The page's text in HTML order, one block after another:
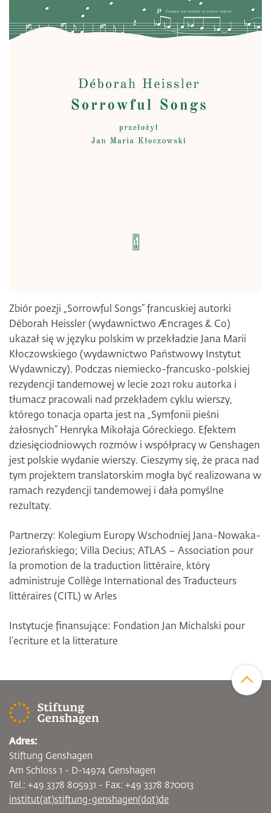
Zbiór poezji „Sorrowful Songs“ francuskiej autorki
Déborah Heissler (wydawnictwo Æncrages & Co)
ukazał się w języku polskim w przekładzie Jana Marii
Kłoczowskiego (wydawnictwo Państwowy Instytut
Wydawniczy). Podczas niemiecko-francusko-polskiej
rezydencji tandemowej w lecie 2021 roku autorka i
tłumacz pracowali nad przekładem cyklu wierszy,
którego tonacja oparta jest na „Symfonii pieśni
żałosnych” Henryka Mikołaja Góreckiego. Efektem
dziesięciodniowych rozmów i współpracy w Genshagen
jest polskie wydanie wierszy. Cieszymy się, że praca nad
tym projektem translatorskim mogła być realizowana w
ramach rezydencji tandemowej i dała pomyślne
rezultaty.
Partnerzy: Kolegium Europy Wschodniej Jana-Nowaka-
Jeziorańskiego; Villa Decius; ATLAS – Association pour
la promotion de la traduction littéraire, który
administruje Collège International des Traducteurs
littéraires (CITL) w Arles
Instytucje finansujące: Fondation Jan Michalski pour
l’ecriture et la litterature
Adres:
Stiftung Genshagen
Am Schloss 1 - D-14974 Genshagen
Tel.: +49 3378 805931 - Fax: +49 3378 870013
institut(at)stiftung-genshagen(dot)de